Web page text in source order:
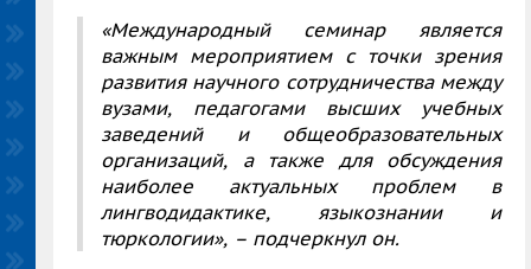
«Международный семинар является
важным мероприятием с точки зрения
развития научного сотрудничества между
вузами, педагогами высших учебных
заведений и общеобразовательных
организаций, а также для обсуждения
наиболее актуальных проблем в
лингводидактике, языкознании и
тюркологии», – подчеркнул он.